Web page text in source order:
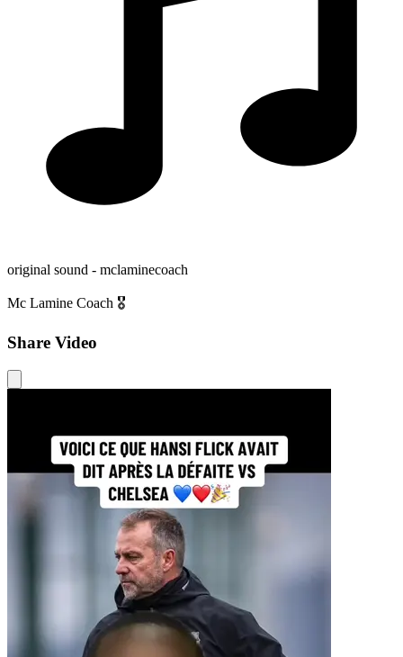
original sound - mclaminecoach
Mc Lamine Coach 🎖️
Share Video